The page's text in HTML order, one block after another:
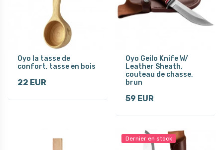
Oyo la tasse de
confort, tasse en bois
22 EUR
Oyo Geilo Knife W/
Leather Sheath,
couteau de chasse,
brun
59 EUR
Dernier en stock